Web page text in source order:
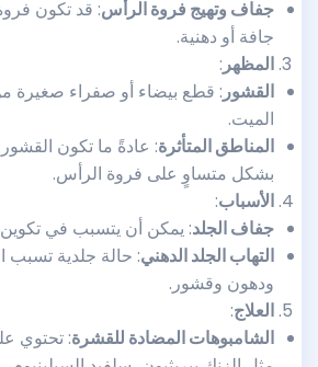
جفاف وتهيج فروة الرأس: قد تكون
جافة أو دهنية.
المظهر:
القشور: قطع بيضاء أو صفراء صغيرة
الميت.
المناطق المتأثرة: عادةً ما تكون
بشكل متساوٍ على فروة الرأس.
الأسباب:
جفاف الجلد: يمكن أن يتسبب في
التهاب الجلد الدهني: حالة جلدية تسبب
ودهون وقشور.
العلاج:
الشامبوهات المضادة للقشرة: تحتوي